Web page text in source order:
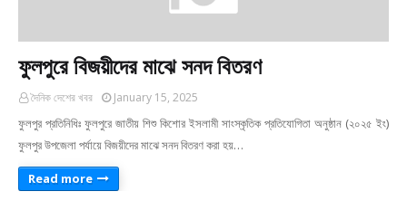
ফুলপুরে বিজয়ীদের মাঝে সনদ বিতরণ
দৈনিক দেশের খবর January 15, 2025
ফুলপুর প্রতিনিধিঃ ফুলপুরে জাতীয় শিশু কিশোর ইসলামী সাংস্কৃতিক প্রতিযোগিতা অনুষ্ঠান (২০২৫ ইং)
ফুলপুর উপজেলা পর্যায়ে বিজয়ীদের মাঝে সনদ বিতরণ করা হয়…
Read more